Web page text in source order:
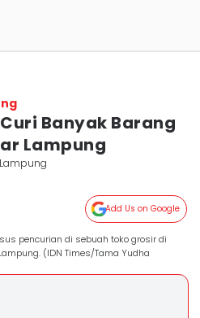
Banyak Barang
Lampung
Add Us on Google
pencurian di sebuah toko grosir di
(IDN Times/Tama Yudha